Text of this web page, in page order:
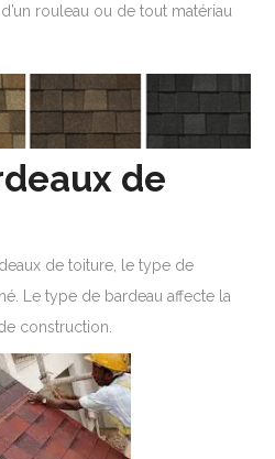
rouleau ou de tout matériau
de
de toiture, le type de
Le type de bardeau affecte la
construction.